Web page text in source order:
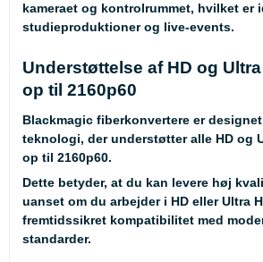
kameraet og kontrolrummet, hvilket er
studieproduktioner og live-events.
Understøttelse af HD og
op til 2160p60
Blackmagic fiberkonvertere er designet
teknologi, der understøtter alle HD og
op til 2160p60.
Dette betyder, at du kan levere høj
uanset om du arbejder i HD eller Ultra
fremtidssikret kompatibilitet med
standarder.